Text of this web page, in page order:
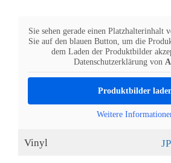
Sie sehen gerade einen Platzhalterinhalt
Sie auf den blauen Button, um die
dem Laden der Produktbilder
Datenschutzerklärung von
Produktbilder
Weitere
Vinyl